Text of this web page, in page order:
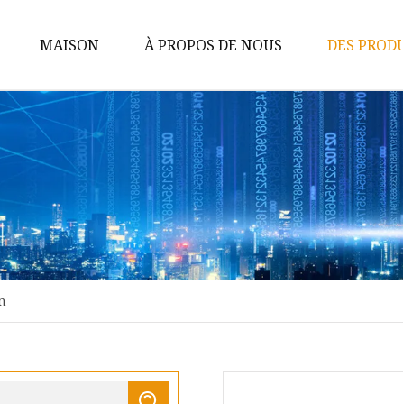
MAISON À PROPOS DE NOUS DES
Bain
Oreiller
Taie
Matelas